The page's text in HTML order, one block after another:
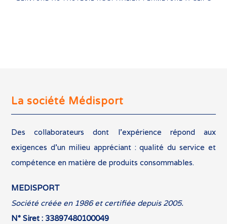
La société Médisport
Des collaborateurs dont l’expérience répond aux
exigences d’un milieu appréciant : qualité du service et
compétence en matière de produits consommables.
MEDISPORT
Société créée en 1986 et certifiée depuis 2005.
N° Siret : 33897480100049